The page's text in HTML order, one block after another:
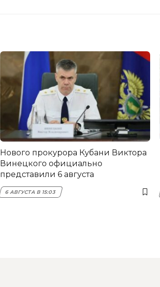
Нового прокурора Кубани Виктора
Винецкого официально
представили 6 августа
6 АВГУСТА В 15:03